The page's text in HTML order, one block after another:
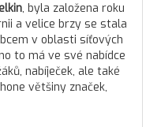
, byla založena roku
a velice brzy se stala
v oblasti síťových
to má ve své nabídce
nabíječek, ale také
většiny značek,